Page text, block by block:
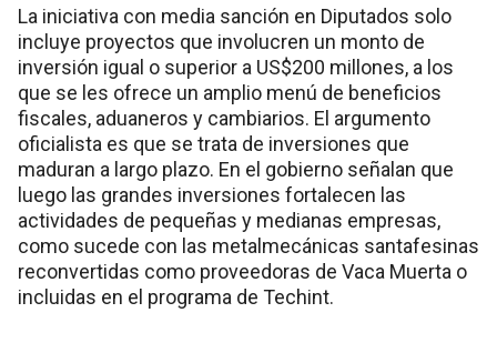
La iniciativa con media sanción en Diputados solo
incluye proyectos que involucren un monto de
inversión igual o superior a US$200 millones, a los
que se les ofrece un amplio menú de beneficios
fiscales, aduaneros y cambiarios. El argumento
oficialista es que se trata de inversiones que
maduran a largo plazo. En el gobierno señalan que
luego las grandes inversiones fortalecen las
actividades de pequeñas y medianas empresas,
como sucede con las metalmecánicas santafesinas
reconvertidas como proveedoras de Vaca Muerta o
incluidas en el programa de Techint.